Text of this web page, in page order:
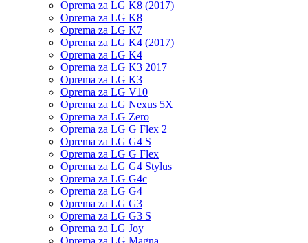
Oprema za LG K8 (2017)
Oprema za LG K8
Oprema za LG K7
Oprema za LG K4 (2017)
Oprema za LG K4
Oprema za LG K3 2017
Oprema za LG K3
Oprema za LG V10
Oprema za LG Nexus 5X
Oprema za LG Zero
Oprema za LG G Flex 2
Oprema za LG G4 S
Oprema za LG G Flex
Oprema za LG G4 Stylus
Oprema za LG G4c
Oprema za LG G4
Oprema za LG G3
Oprema za LG G3 S
Oprema za LG Joy
Oprema za LG Magna